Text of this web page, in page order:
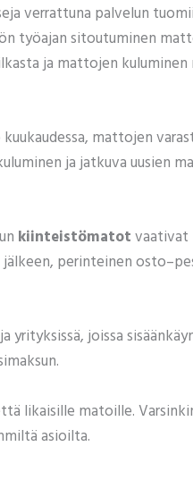
verrattuna palvelun
työajan sitoutuminen
ja mattojen kuluminen
mattojen
ja jatkuva uusien
kiinteistömatotvaativat
perinteinen
yrityksissä, joissa
likaisille matoille.
asioilta.